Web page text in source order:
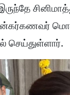
செய்துள்ளார்.